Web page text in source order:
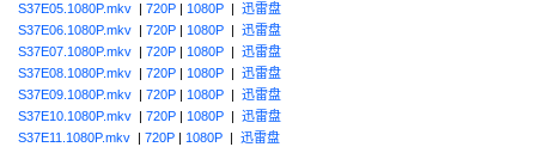
S37E05.1080P.mkv
720P 1080P
迅雷盘
S37E06.1080P.mkv
720P 1080P
迅雷盘
S37E07.1080P.mkv
720P 1080P
迅雷盘
S37E08.1080P.mkv
720P 1080P
迅雷盘
S37E09.1080P.mkv
720P 1080P
迅雷盘
S37E10.1080P.mkv
720P 1080P
迅雷盘
S37E11.1080P.mkv
720P 1080P
迅雷盘